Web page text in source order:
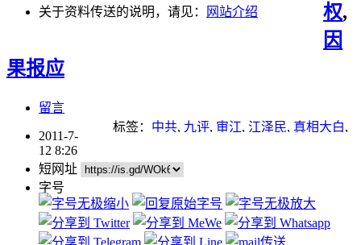
关于资料传送的说明，请见：
网站介绍
权,
因
果报应
留言
标签： 中共, 九评, 审江, 江泽民, 真相大白,
2011-7-
12 8:26
短网址
字号